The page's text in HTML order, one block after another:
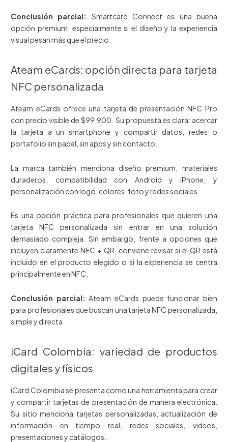
Conclusión parcial:
Smartcard Connect es una buena
opción premium, especialmente si el diseño y la experiencia
visual pesan más que el precio.
Ateam eCards: opción directa para tarjeta
NFC personalizada
Ateam eCards ofrece una tarjeta de presentación NFC Pro
con precio visible de $99.900. Su propuesta es clara: acercar
la tarjeta a un smartphone y compartir datos, redes o
portafolio sin papel, sin apps y sin contacto.
La marca también menciona diseño premium, materiales
duraderos, compatibilidad con Android y iPhone, y
personalización con logo, colores, foto y redes sociales.
Es una opción práctica para profesionales que quieren una
tarjeta NFC personalizada sin entrar en una solución
demasiado compleja. Sin embargo, frente a opciones que
incluyen claramente NFC + QR, conviene revisar si el QR está
incluido en el producto elegido o si la experiencia se centra
principalmente en NFC.
Conclusión parcial: Ateam eCards puede funcionar bien
para profesionales que buscan una tarjeta NFC personalizada,
simple y directa.
iCard Colombia: variedad de productos
digitales y físicos
iCard Colombia se presenta como una herramienta para crear
y compartir tarjetas de presentación de manera electrónica.
Su sitio menciona tarjetas personalizadas, actualización de
información en tiempo real, redes sociales, videos,
presentaciones y catálogos.